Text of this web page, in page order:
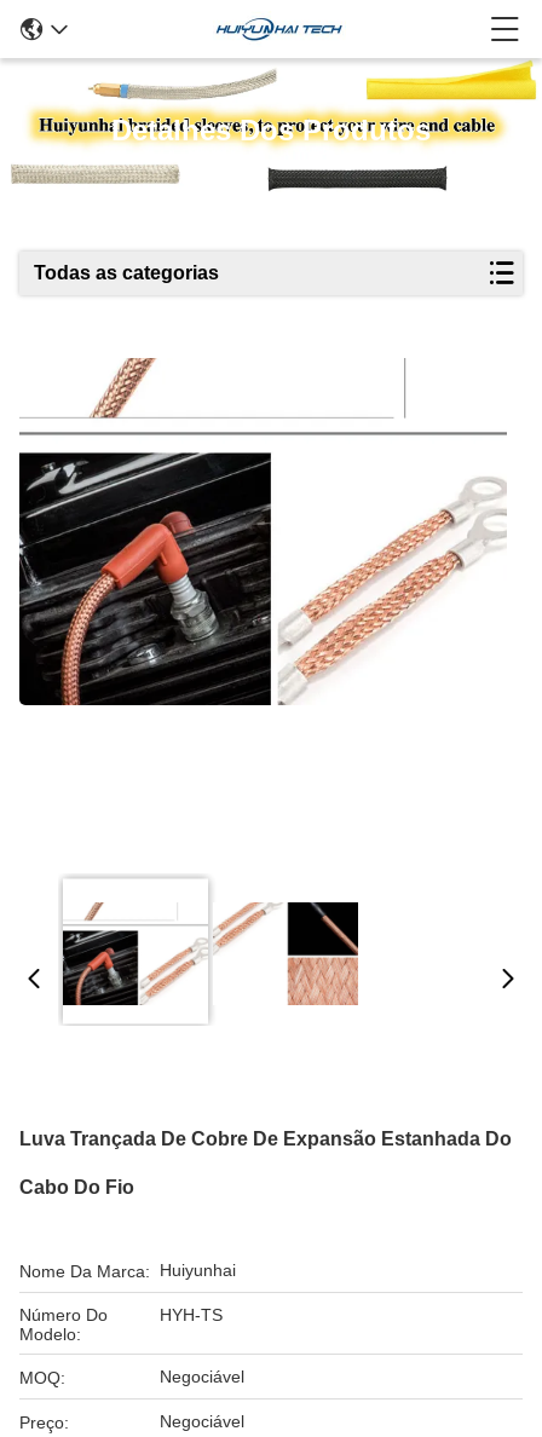
Detalhes Dos Produtos
Todas as categorias
Luva Trançada De Cobre De Expansão Estanhada Do
Cabo Do Fio
Nome Da Marca: Huiyunhai
Número Do
Modelo:
HYH-TS
MOQ: Negociável
Preço: Negociável